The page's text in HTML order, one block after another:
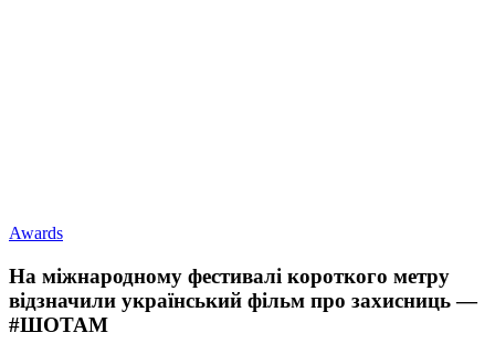
AwardsНа
фестивалі
короткого
метру
відзначили
На міжнародному фестивалі короткого метру
відзначили український фільм про захисниць —
#ШОТАМ